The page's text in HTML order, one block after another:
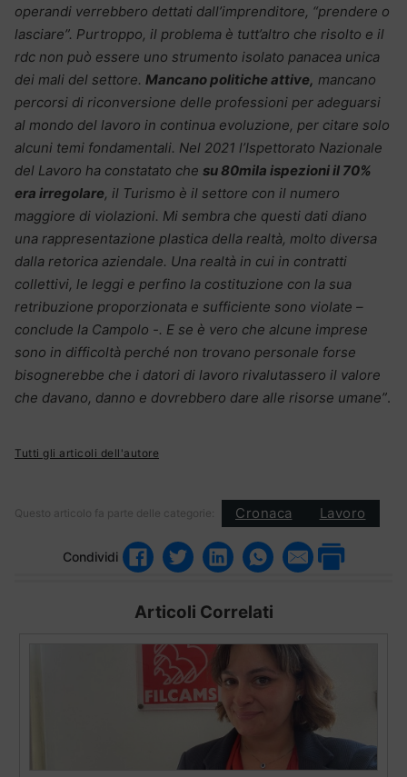
operandi verrebbero dettati dall’imprenditore, “prendere o
lasciare”. Purtroppo, il problema è tutt’altro che risolto e il
rdc non può essere uno strumento isolato panacea unica
dei mali del settore. Mancano politiche attive, mancano
percorsi di riconversione delle professioni per adeguarsi
al mondo del lavoro in continua evoluzione, per citare solo
alcuni temi fondamentali. Nel 2021 l’Ispettorato Nazionale
del Lavoro ha constatato che su 80mila ispezioni il 70%
era irregolare, il Turismo è il settore con il numero
maggiore di violazioni. Mi sembra che questi dati diano
una rappresentazione plastica della realtà, molto diversa
dalla retorica aziendale. Una realtà in cui in contratti
collettivi, le leggi e perfino la costituzione con la sua
retribuzione proporzionata e sufficiente sono violate –
conclude la Campolo -. E se è vero che alcune imprese
sono in difficoltà perché non trovano personale forse
bisognerebbe che i datori di lavoro rivalutassero il valore
che davano, danno e dovrebbero dare alle risorse umane”.
Tutti gli articoli dell'autore
Questo articolo fa parte delle categorie: Cronaca Lavoro
Condividi
Articoli Correlati